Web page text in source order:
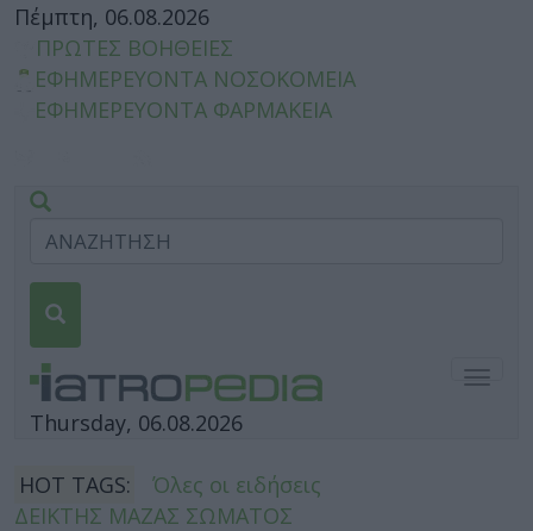
Πέμπτη, 06.08.2026
ΠΡΩΤΕΣ ΒΟΗΘΕΙΕΣ
ΕΦΗΜΕΡΕΥΟΝΤΑ ΝΟΣΟΚΟΜΕΙΑ
ΕΦΗΜΕΡΕΥΟΝΤΑ ΦΑΡΜΑΚΕΙΑ
Thursday, 06.08.2026
HOT TAGS:
Όλες οι ειδήσεις
ΔΕΙΚΤΗΣ ΜΑΖΑΣ ΣΩΜΑΤΟΣ